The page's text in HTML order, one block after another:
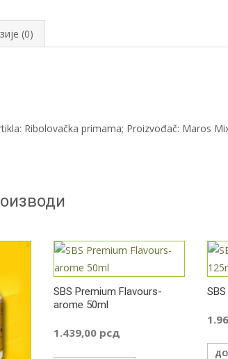
(0)
Ribolovačka primama; Proizvođač: Maros
SBS Premium Flavours-
arome 50ml
1.439,00 рсд